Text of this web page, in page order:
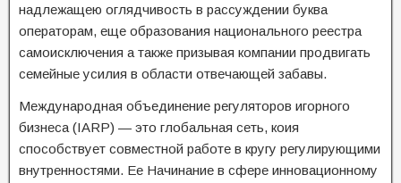
надлежащею оглядчивость в рассуждении буква
операторам, еще образования национального реестра
самоисключения а также призывая компании продвигать
семейные усилия в области отвечающей забавы.
Международная объединение регуляторов игорного
бизнеса (IARP) — это глобальная сеть, коия
способствует совместной работе в кругу регулирующими
внутренностями. Ее Начинание в сфере инновационному